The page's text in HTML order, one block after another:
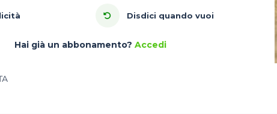
Disdici quando vuoi
Hai già un abbonamento? Accedi